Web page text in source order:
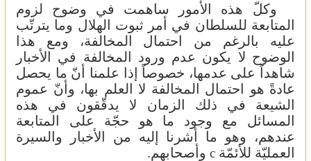
وكلّ هذه الأمور ساهمت في وضوح لزوم
المتابعة للسلطان في أمر ثبوت الهلال وما يترتّب
عليه بالرغم من احتمال المخالفة، ومع هذا
الوضوح لا يكون عدم ورود المخالفة في الأخبار
شاهداً على عدمها، خصوصاً إذا علمنا أنّ ما يحصل
عادةً هو احتمال المخالفة لا العلم بها، وأنّ عموم
الشيعة في ذلك الزمان لا يدقّقون في هذه
المسائل مع وجود ما هو حجّة على المتابعة
عندهم، وهو ما أشرنا إليه من الأخبار والسيرة
العمليّة للأئمّة c وأصحابهم.